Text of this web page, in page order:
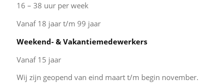
16 – 38 uur per week
Vanaf 18 jaar t/m 99 jaar
Weekend- & Vakantiemedewerkers
Vanaf 15 jaar
Wij zijn geopend van eind maart t/m begin november.